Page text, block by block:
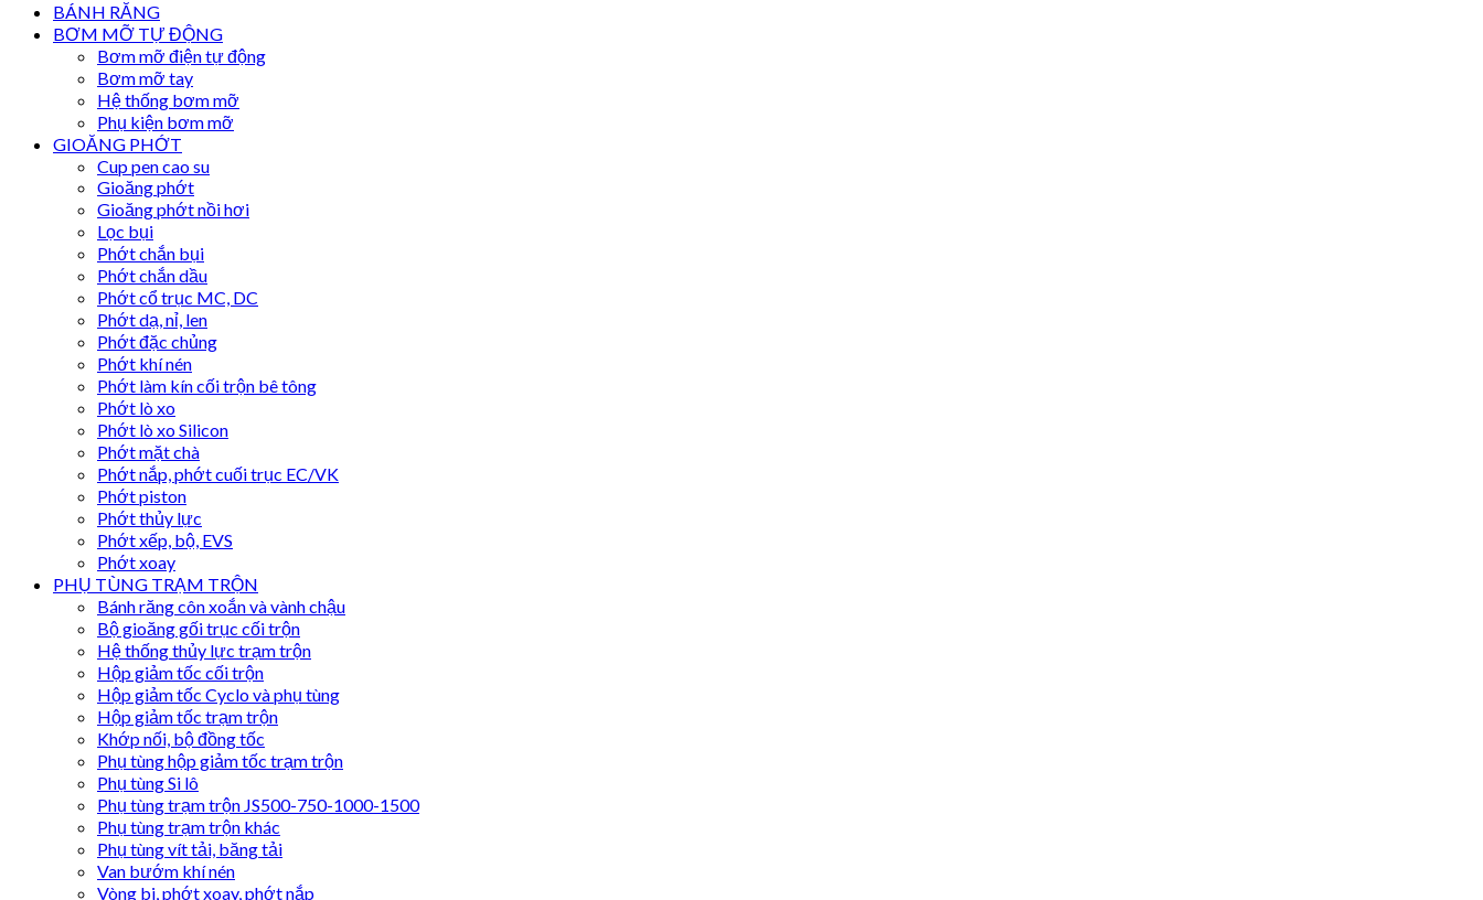
BÁNH RĂNG
BƠM MỠ TỰ ĐỘNG
Bơm mỡ điện tự động
Bơm mỡ tay
Hệ thống bơm mỡ
Phụ kiện bơm mỡ
GIOĂNG PHỚT
Cup pen cao su
Gioăng phớt
Gioăng phớt nồi hơi
Lọc bụi
Phớt chắn bụi
Phớt chắn dầu
Phớt cổ trục MC, DC
Phớt dạ, nỉ, len
Phớt đặc chủng
Phớt khí nén
Phớt làm kín cối trộn bê tông
Phớt lò xo
Phớt lò xo Silicon
Phớt mặt chà
Phớt nắp, phớt cuối trục EC/VK
Phớt piston
Phớt thủy lực
Phớt xếp, bộ, EVS
Phớt xoay
PHỤ TÙNG TRẠM TRỘN
Bánh răng côn xoắn và vành chậu
Bộ gioăng gối trục cối trộn
Hệ thống thủy lực trạm trộn
Hộp giảm tốc cối trộn
Hộp giảm tốc Cyclo và phụ tùng
Hộp giảm tốc trạm trộn
Khớp nối, bộ đồng tốc
Phụ tùng hộp giảm tốc trạm trộn
Phụ tùng Si lô
Phụ tùng trạm trộn JS500-750-1000-1500
Phụ tùng trạm trộn khác
Phụ tùng vít tải, băng tải
Van bướm khí nén
Vòng bi, phớt xoay, phớt nắp